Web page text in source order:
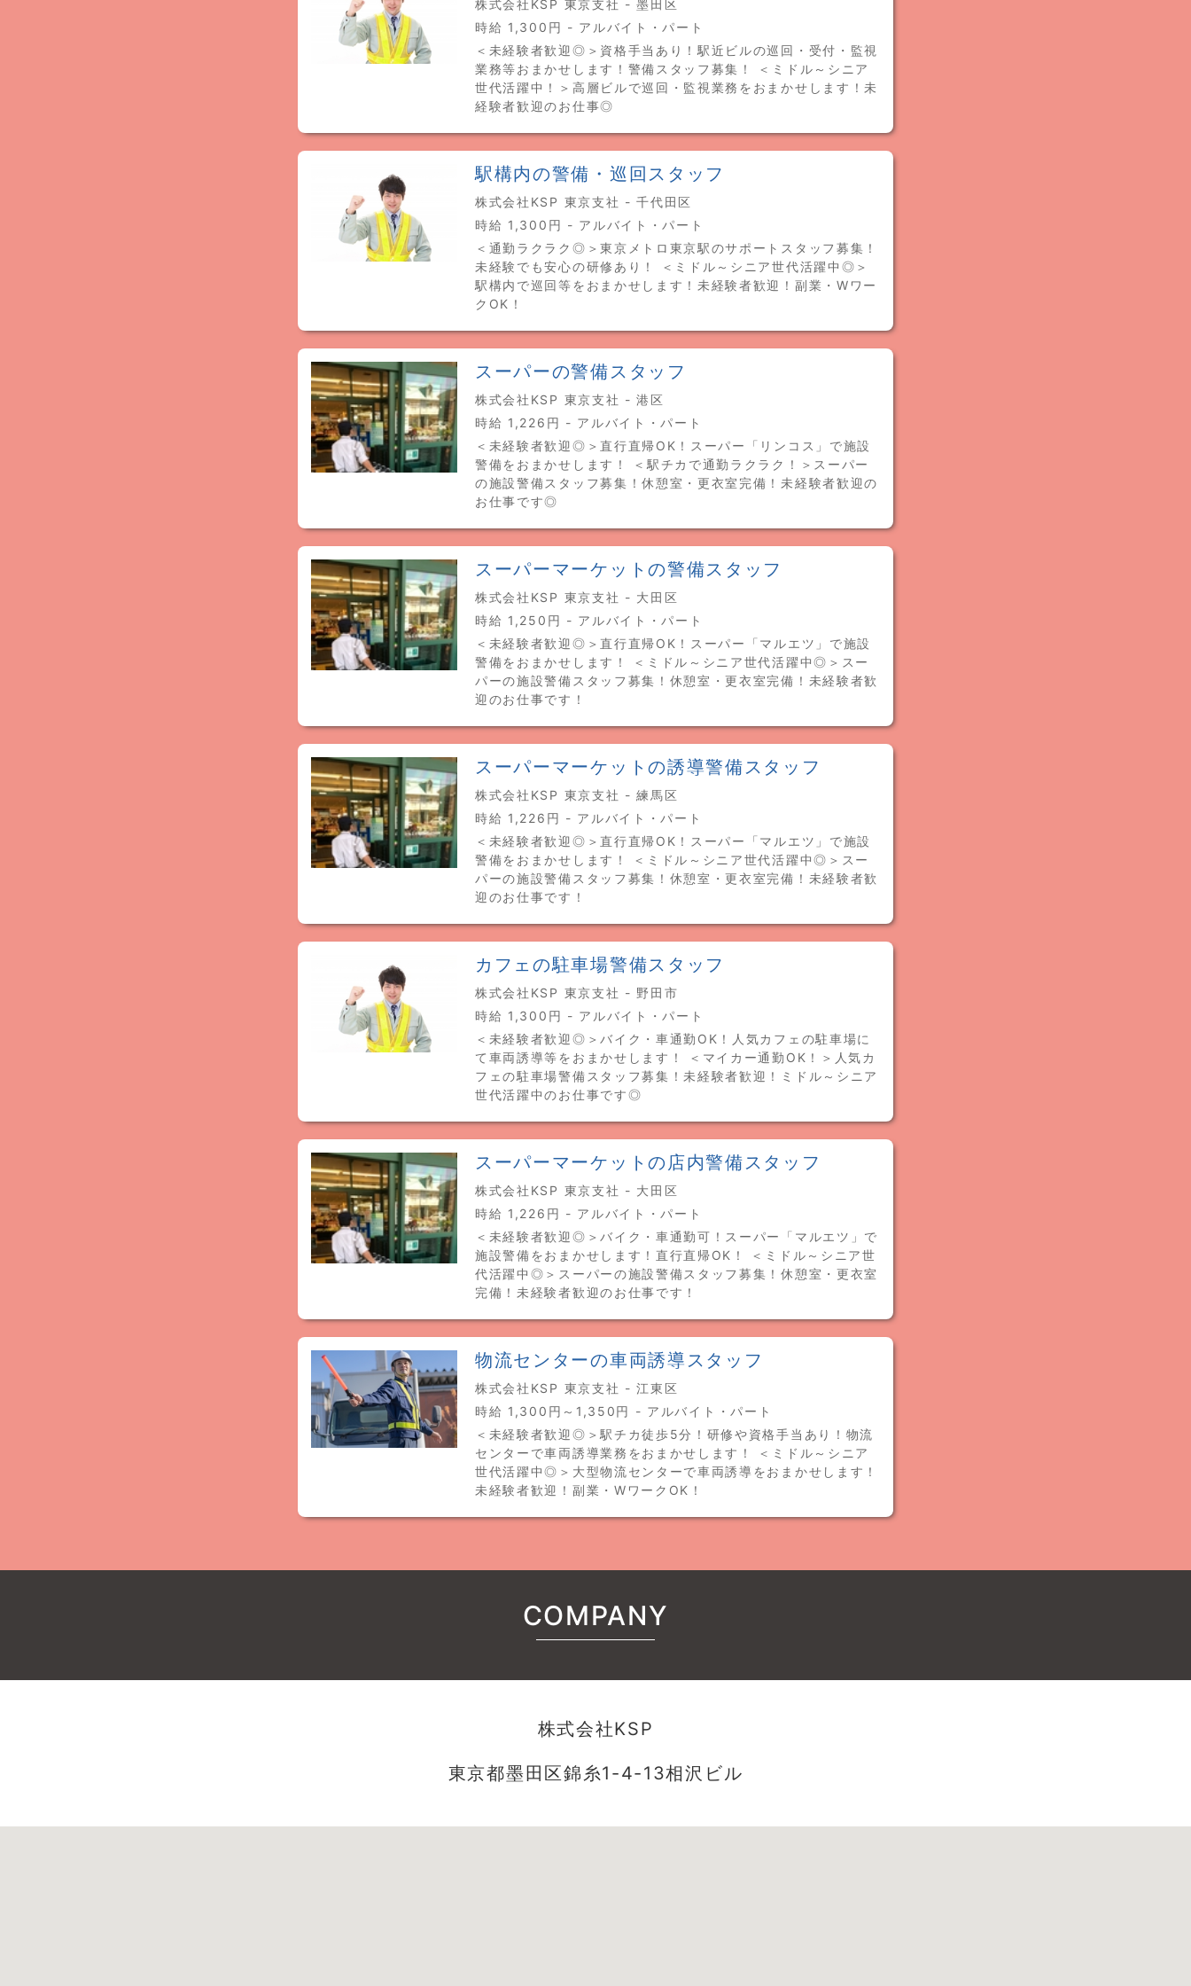
株式会社KSP 東京支社 - 墨田区
時給 1,300円 - アルバイト・パート
＜未経験者歓迎◎＞資格手当あり！駅近ビルの巡回・受付・監視
業務等おまかせします！警備スタッフ募集！ ＜ミドル～シニア
世代活躍中！＞高層ビルで巡回・監視業務をおまかせします！未
経験者歓迎のお仕事◎
駅構内の警備・巡回スタッフ
株式会社KSP 東京支社 - 千代田区
時給 1,300円 - アルバイト・パート
＜通勤ラクラク◎＞東京メトロ東京駅のサポートスタッフ募集！
未経験でも安心の研修あり！ ＜ミドル～シニア世代活躍中◎＞
駅構内で巡回等をおまかせします！未経験者歓迎！副業・Wワー
クOK！
スーパーの警備スタッフ
株式会社KSP 東京支社 - 港区
時給 1,226円 - アルバイト・パート
＜未経験者歓迎◎＞直行直帰OK！スーパー「リンコス」で施設
警備をおまかせします！ ＜駅チカで通勤ラクラク！＞スーパー
の施設警備スタッフ募集！休憩室・更衣室完備！未経験者歓迎の
お仕事です◎
スーパーマーケットの警備スタッフ
株式会社KSP 東京支社 - 大田区
時給 1,250円 - アルバイト・パート
＜未経験者歓迎◎＞直行直帰OK！スーパー「マルエツ」で施設
警備をおまかせします！ ＜ミドル～シニア世代活躍中◎＞スー
パーの施設警備スタッフ募集！休憩室・更衣室完備！未経験者歓
迎のお仕事です！
スーパーマーケットの誘導警備スタッフ
株式会社KSP 東京支社 - 練馬区
時給 1,226円 - アルバイト・パート
＜未経験者歓迎◎＞直行直帰OK！スーパー「マルエツ」で施設
警備をおまかせします！ ＜ミドル～シニア世代活躍中◎＞スー
パーの施設警備スタッフ募集！休憩室・更衣室完備！未経験者歓
迎のお仕事です！
カフェの駐車場警備スタッフ
株式会社KSP 東京支社 - 野田市
時給 1,300円 - アルバイト・パート
＜未経験者歓迎◎＞バイク・車通勤OK！人気カフェの駐車場に
て車両誘導等をおまかせします！ ＜マイカー通勤OK！＞人気カ
フェの駐車場警備スタッフ募集！未経験者歓迎！ミドル～シニア
世代活躍中のお仕事です◎
スーパーマーケットの店内警備スタッフ
株式会社KSP 東京支社 - 大田区
時給 1,226円 - アルバイト・パート
＜未経験者歓迎◎＞バイク・車通勤可！スーパー「マルエツ」で
施設警備をおまかせします！直行直帰OK！ ＜ミドル～シニア世
代活躍中◎＞スーパーの施設警備スタッフ募集！休憩室・更衣室
完備！未経験者歓迎のお仕事です！
物流センターの車両誘導スタッフ
株式会社KSP 東京支社 - 江東区
時給 1,300円～1,350円 - アルバイト・パート
＜未経験者歓迎◎＞駅チカ徒歩5分！研修や資格手当あり！物流
センターで車両誘導業務をおまかせします！ ＜ミドル～シニア
世代活躍中◎＞大型物流センターで車両誘導をおまかせします！
未経験者歓迎！副業・WワークOK！
COMPANY
株式会社KSP
東京都墨田区錦糸1-4-13相沢ビル